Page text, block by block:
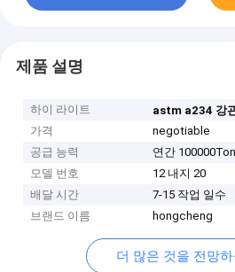
제품 설명
하이 라이트 astm a234 강
가격
negotiable
공급 능력
연간
모델 번호
12 내지 20
배달 시간
7-15 작업 일수
브랜드 이름
hongcheng
더 많은 것을 전망